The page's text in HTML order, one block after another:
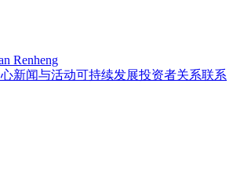
Renheng
新闻与活动可持续发展投资者关系联系